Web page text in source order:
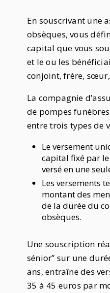
En souscrivant une
obsèques, vous
capital que vous
et le ou les
conjoint, frère,
La compagnie
de pompes
entre trois types de
Le versement
capital fixé par
versé en une
Les versements
montant des
de la durée du
obsèques.
Une souscription
sénior” sur une
ans, entraîne des
35 à 45 euros par